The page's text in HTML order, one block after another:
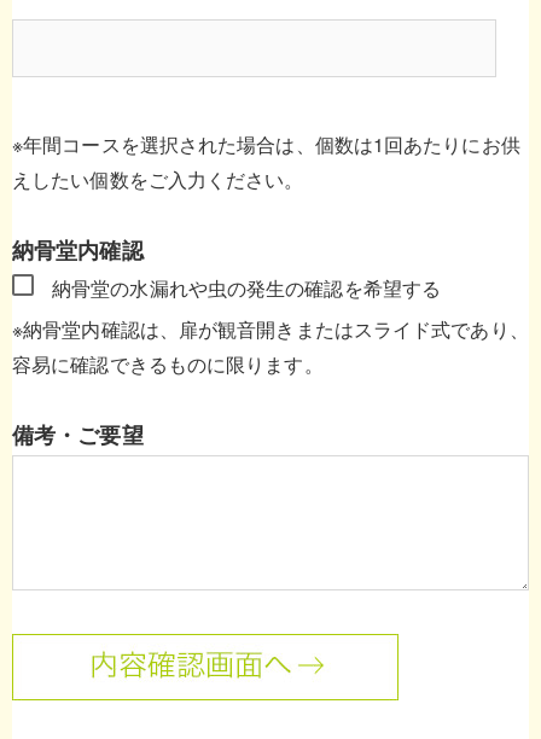
※年間コースを選択された場合は、個数は1回あたりにお供
えしたい個数をご入力ください。
納骨堂内確認
納骨堂の水漏れや虫の発生の確認を希望する
※納骨堂内確認は、扉が観音開きまたはスライド式であり、
容易に確認できるものに限ります。
備考・ご要望